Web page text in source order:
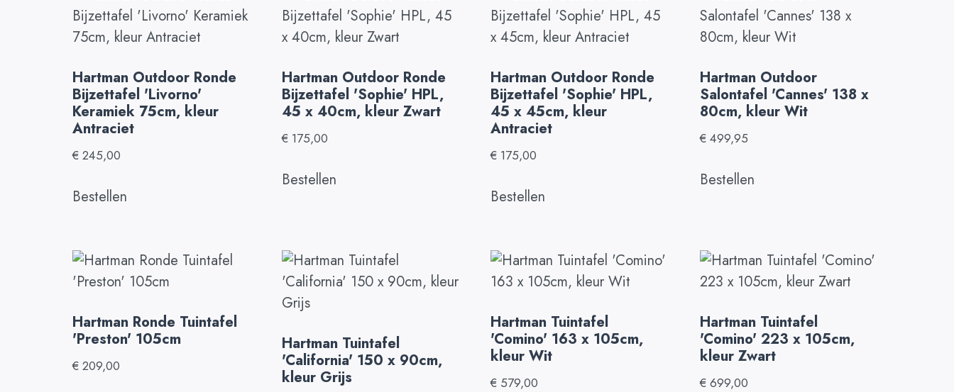
Hartman Outdoor Ronde
Bijzettafel 'Livorno'
Keramiek 75cm, kleur
Antraciet
€ 245,00
Bestellen
Hartman Outdoor Ronde
Bijzettafel 'Sophie' HPL,
45 x 40cm, kleur Zwart
€175,00
Bestellen
Hartman Outdoor Ronde
Bijzettafel 'Sophie' HPL,
45 x 45cm, kleur
Antraciet
€ 175,00
Bestellen
Hartman Outdoor
Salontafel 'Cannes' 138 x
80cm, kleur Wit
€ 499,95
Bestellen
Hartman Ronde Tuintafel
'Preston' 105cm
€ 209,00
Hartman Tuintafel
'California' 150 x 90cm,
kleur Grijs
Hartman Tuintafel
'Comino' 163 x 105cm,
kleur Wit
€ 579,00
Hartman Tuintafel
'Comino' 223 x 105cm,
kleur Zwart
€ 699,00